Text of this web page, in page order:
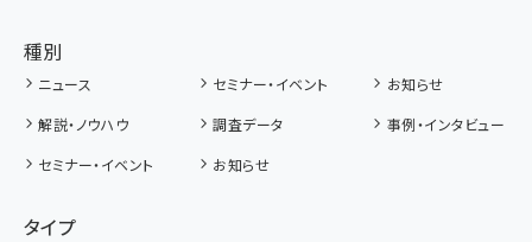
種別
ニュース セミナー・イベント
お知らせ
解説・ノウハウ
調査データ
事例・インタビュー
セミナー・イベント
お知らせ
タイプ